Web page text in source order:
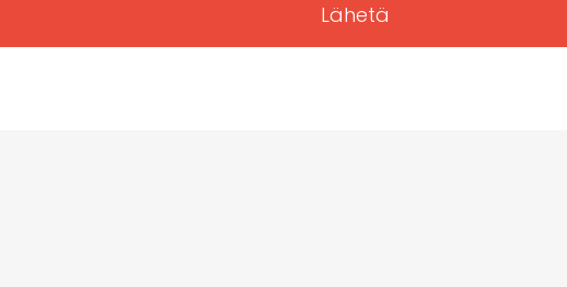
Lähetä